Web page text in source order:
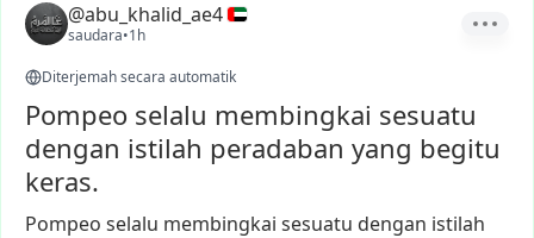
@abu_khalid_ae4
saudara•1h
Diterjemah secara automatik
Pompeo selalu membingkai sesuatu
dengan istilah peradaban yang begitu
keras.
Pompeo selalu membingkai sesuatu dengan istilah